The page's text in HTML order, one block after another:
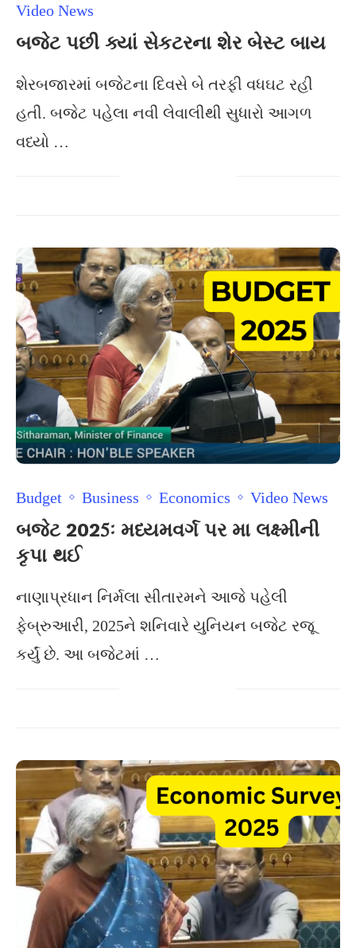
Video News
બજેટ પછી ક્યાં સેકટરના શેર બેસ્ટ બાય
શેરબજારમાં બજેટના દિવસે બે તરફી વધઘટ રહી
હતી. બજેટ પહેલા નવી લેવાલીથી સુધારો આગળ
વધ્યો …
Budget Business Economics Video News
બજેટ 2025ઃ મધ્યમવર્ગ પર મા લક્ષ્મીની
કૃપા થઈ
નાણાપ્રધાન નિર્મલા સીતારમને આજે પહેલી
ફેબ્રુઆરી, 2025ને શનિવારે યુનિયન બજેટ રજૂ
કર્યું છે. આ બજેટમાં …